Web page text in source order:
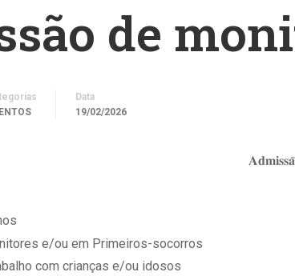
de
Data
19/02/2026
e/ou em Primeiros-socorros
com crianças e/ou idosos